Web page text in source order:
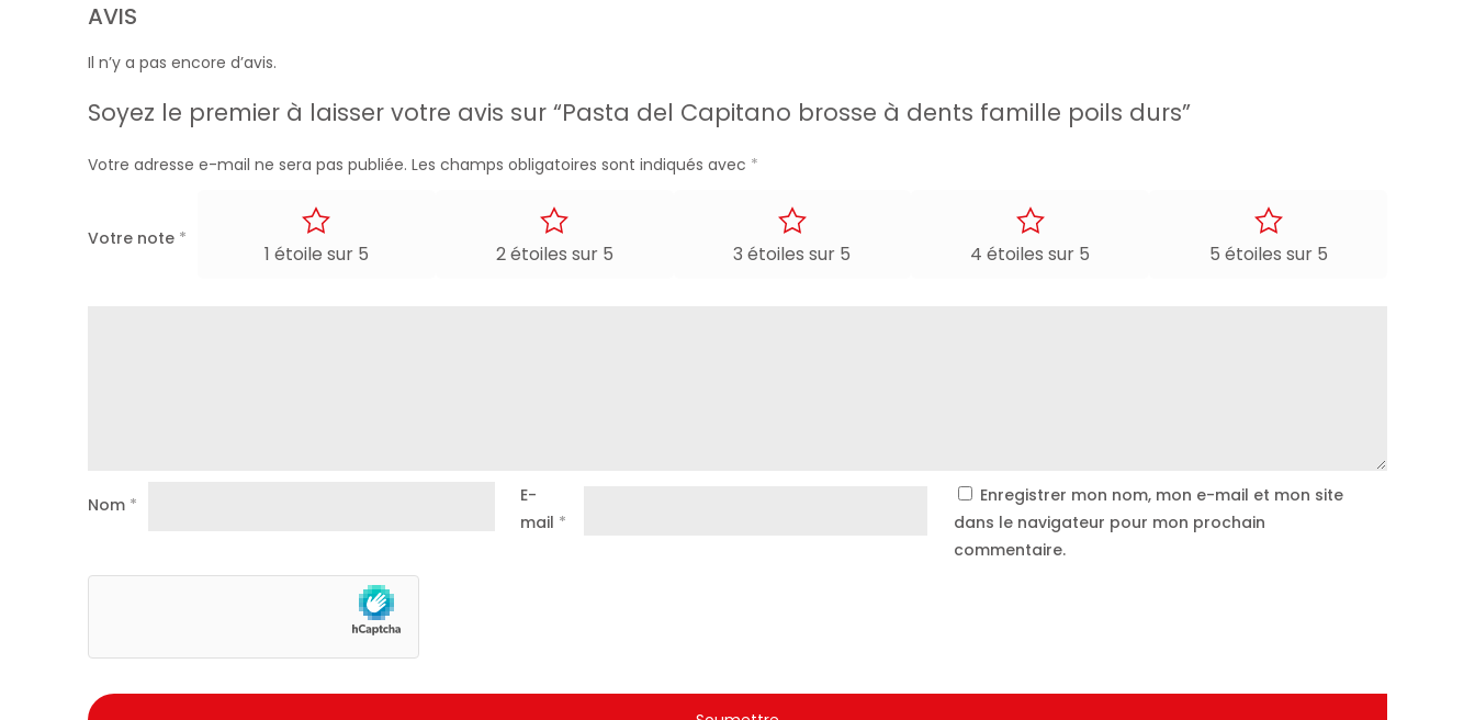
AVIS
Il n’y a pas encore d’avis.
Soyez le premier à laisser votre avis sur “Pasta del Capitano brosse à dents famille poils durs”
Votre adresse e-mail ne sera pas publiée. Les champs obligatoires sont indiqués avec *
Votre note *
1 étoile sur 5 2 étoiles sur 5 3 étoiles sur 5 4 étoiles sur 5 5 étoiles sur 5
Nom *
E-
mail *
Enregistrer mon nom, mon e-mail et mon site
dans le navigateur pour mon prochain
commentaire.